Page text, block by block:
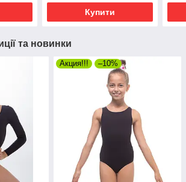
Купити
та новинки
Акция!!! –10%